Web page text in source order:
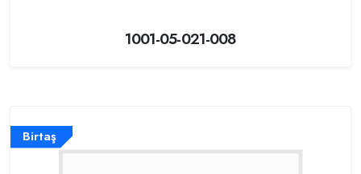
1001-05-021-008
Birtaş